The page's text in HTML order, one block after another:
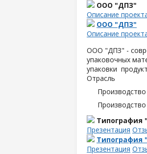
ООО "ДПЗ"
Описание
ООО "ДПЗ"
Описание
ООО "ДПЗ" -
упаковочных
упаковки
Отрасль
Типография
Презентация
Типография
Презентация